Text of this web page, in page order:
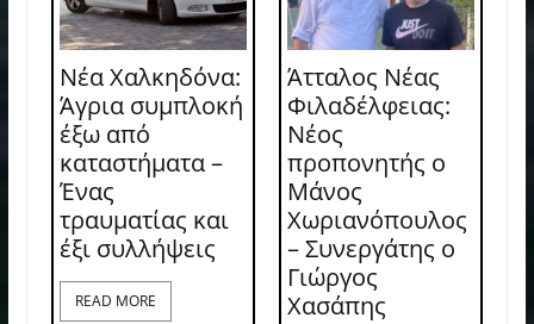
Νέα Χαλκηδόνα:
Άγρια συμπλοκή
έξω από
καταστήματα –
Ένας
τραυματίας και
έξι συλλήψεις
READ MORE
Άτταλος Νέας
Φιλαδέλφειας:
Νέος
προπονητής ο
Μάνος
Χωριανόπουλος
– Συνεργάτης ο
Γιώργος
Χασάπης